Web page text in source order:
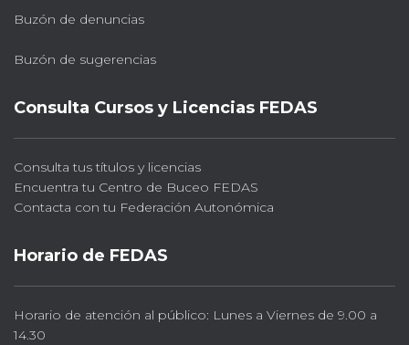
Buzón de denuncias
Buzón de sugerencias
Consulta Cursos y Licencias FEDAS
Consulta tus títulos y licencias
Encuentra tu Centro de Buceo FEDAS
Contacta con tu Federación Autonómica
Horario de FEDAS
Horario de atención al público: Lunes a Viernes de 9.00 a
14.30